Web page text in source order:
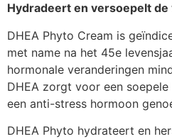
Hydradeert en versoepelt
DHEA Phyto Cream is
met name na het 45e
hormonale veranderingen
DHEA zorgt voor een
een anti-stress hormoon
DHEA Phyto hydrateert en